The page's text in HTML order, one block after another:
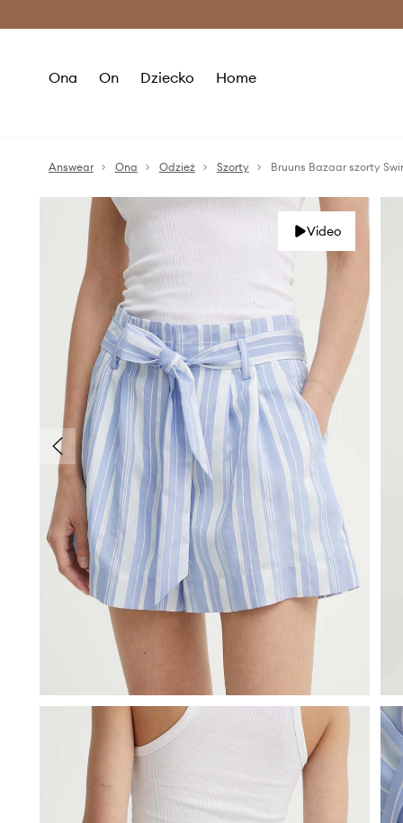
Ona On Dziecko Home
Answear Ona Odzież Szorty Bruuns Bazaar szorty
Video